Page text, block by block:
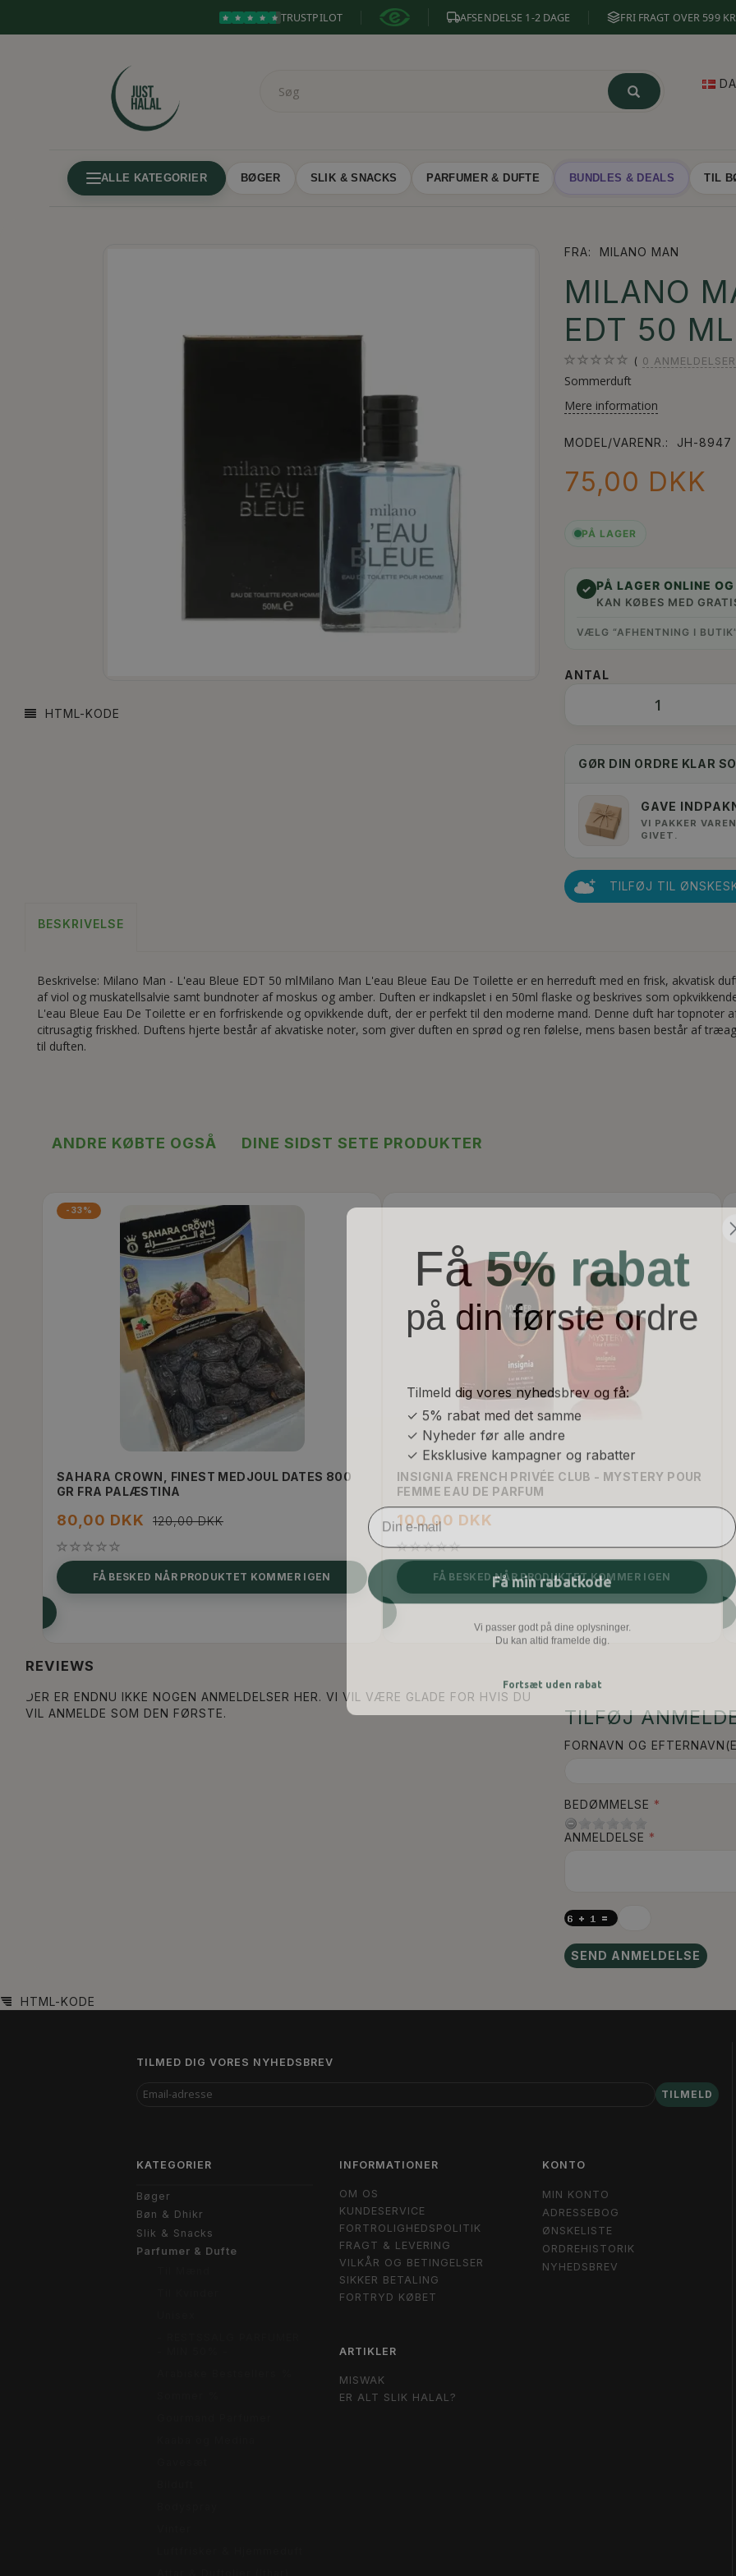
TRUSTPILOT AFSENDELSE 1-2 DAGE FRI FRAGT OVER 599
ALLE KATEGORIER BØGER SLIK & SNACKS PARFUMER & DUFTE BUNDLES & DEALS TIL
HTML-KODE
FRA: MILANO MAN
MILANO
EDT 50 ML
0 ANMELDELSER
Sommerduft
Mere information
MODEL/VARENR.: JH-8947
75,00 DKK
PÅ LAGER
✓ PÅ LAGER ONLINE
KAN KØBES MED
VÆLG “AFHENTNING I
ANTAL
GØR DIN ORDRE KLAR
GAVE
VI PAKKER
GIVET.
TILFØJ TIL
BESKRIVELSE
Beskrivelse: Milano Man - L'eau Bleue EDT 50 mlMilano Man L'eau Bleue Eau De Toilette er en herreduft med en frisk, akvatisk
af viol og muskatellsalvie samt bundnoter af moskus og amber. Duften er indkapslet i en 50ml flaske og beskrives som
L'eau Bleue Eau De Toilette er en forfriskende og opvikkende duft, der er perfekt til den moderne mand. Denne duft har topnoter
citrusagtig friskhed. Duftens hjerte består af akvatiske noter, som giver duften en sprød og ren følelse, mens basen består af
til duften.
ANDRE KØBTE OGSÅ DINE SIDST SETE PRODUKTER
-33%
SAHARA CROWN, FINEST MEDJOUL DATES 800
GR FRA PALÆSTINA
80,00 DKK 120,00 DKK
FÅ BESKED NÅR PRODUKTET KOMMER IGEN
INSIGNIA FRENCH PRIVÉE CLUB - MYSTERY POUR
FEMME EAU DE PARFUM
100,00 DKK
FÅ BESKED NÅR PRODUKTET KOMMER IGEN
REVIEWS
DER ER ENDNU IKKE NOGEN ANMELDELSER HER. VI VIL VÆRE GLADE FOR HVIS DU
VIL ANMELDE SOM DEN FØRSTE.
TILFØJ
FORNAVN OG
BEDØMMELSE
ANMELDELSE
SEND ANMELDELSE
HTML-KODE
TILMED DIG VORES NYHEDSBREV
EMAIL-
ADRESSE
TILMELD
KATEGORIER
Bøger
Bøn & Dhikr
Slik & Snacks
Parfumer & Dufte
INFORMATIONER
OM OS
KUNDESERVICE
FORTROLIGHEDSPOLITIK
FRAGT & LEVERING
VILKÅR OG BETINGELSER
SIKKER BETALING
FORTRYD KØBET
ARTIKLER
MISWAK
ER ALT SLIK HALAL?
KONTO
MIN KONTO
ADRESSEBOG
ØNSKELISTE
ORDREHISTORIK
NYHEDSBREV
Få5% rabat
på din første ordre
Tilmeld dig vores nyhedsbrev og få:
✓ 5% rabat med det samme
✓ Nyheder før alle andre
✓ Eksklusive kampagner og rabatter
Email
Få min rabatkode
Du kan altid framelde dig.